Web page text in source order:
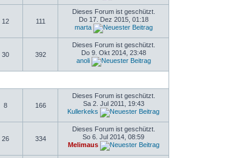
12 111
Dieses Forum ist geschützt.
Do 17. Dez 2015, 01:18
marta
30 392
Dieses Forum ist geschützt.
Do 9. Okt 2014, 23:48
anoli
8 166
Dieses Forum ist geschützt.
Sa 2. Jul 2011, 19:43
Kullerkeks
26 334
Dieses Forum ist geschützt.
So 6. Jul 2014, 08:59
Melimaus